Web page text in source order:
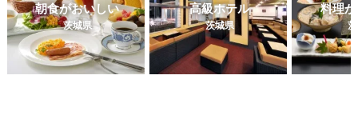
朝食がおいしい
茨城県
高級ホテル
茨城県
料理